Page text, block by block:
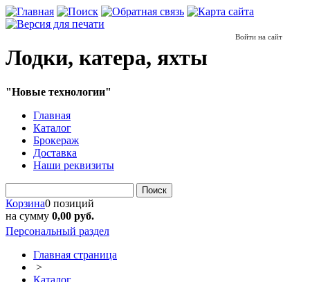
Войти на сайт
Лодки, катера, яхты
"Новые технологии"
Главная
Каталог
Брокераж
Доставка
Наши реквизиты
Поиск
Корзина0 позиций
на сумму 0,00 руб.
Персональный раздел
Главная страница
>
Каталог